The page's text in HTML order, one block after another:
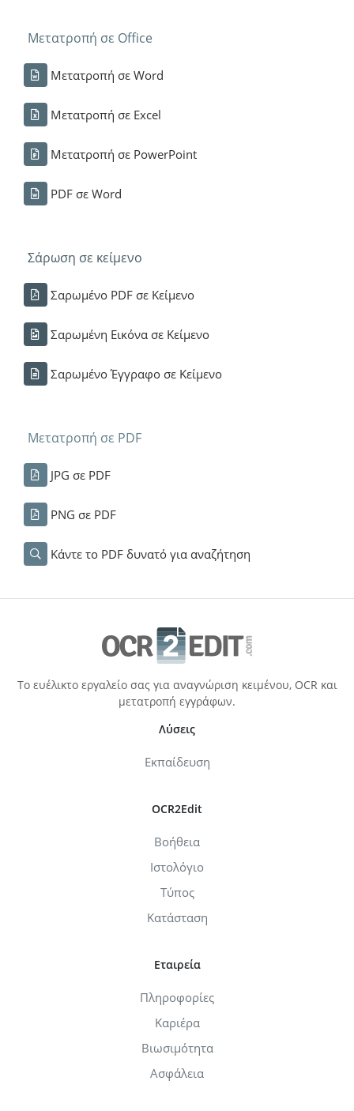
Μετατροπή σε Office
Μετατροπή σε Word
Μετατροπή σε Excel
Μετατροπή σε PowerPoint
PDF σε Word
Σάρωση σε κείμενο
Σαρωμένο PDF σε Κείμενο
Σαρωμένη Εικόνα σε Κείμενο
Σαρωμένο Έγγραφο σε Κείμενο
Μετατροπή σε PDF
JPG σε PDF
PNG σε PDF
Κάντε το PDF δυνατό για αναζήτηση
Το ευέλικτο εργαλείο σας για αναγνώριση κειμένου, OCR και
μετατροπή εγγράφων.
Λύσεις
Εκπαίδευση
OCR2Edit
Βοήθεια
Ιστολόγιο
Τύπος
Κατάσταση
Εταιρεία
Πληροφορίες
Καριέρα
Βιωσιμότητα
Ασφάλεια